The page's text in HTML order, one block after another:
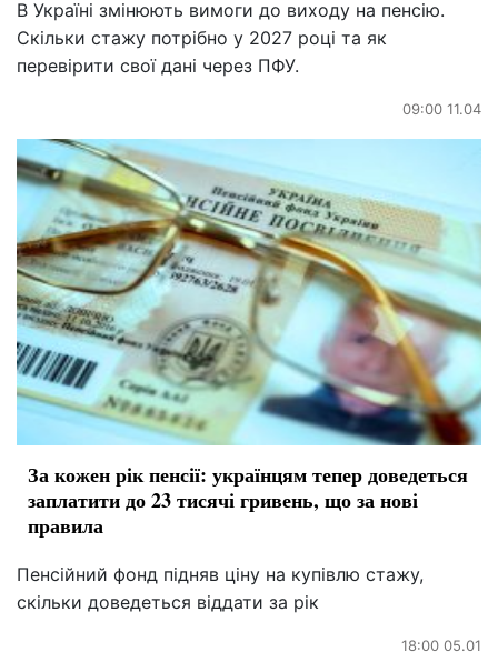
В Україні змінюють вимоги до виходу на пенсію.
Скільки стажу потрібно у 2027 році та як
перевірити свої дані через ПФУ.
09:00 11.04
За кожен рік пенсії: українцям тепер доведеться
заплатити до 23 тисячі гривень, що за нові
правила
Пенсійний фонд підняв ціну на купівлю стажу,
скільки доведеться віддати за рік
18:00 05.01